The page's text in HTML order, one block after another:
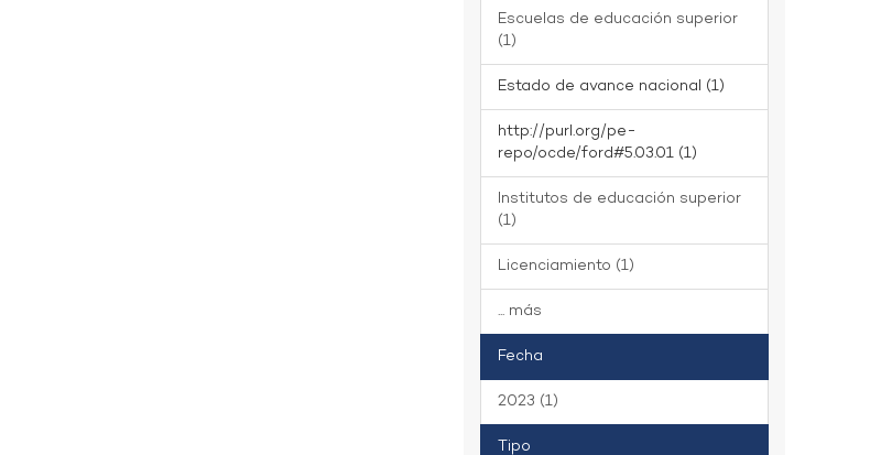
Escuelas de educación superior
(1)
Estado de avance nacional (1)
http://purl.org/pe-
repo/ocde/ford#5.03.01 (1)
Institutos de educación superior
(1)
Licenciamiento (1)
... más
Fecha
2023 (1)
Tipo